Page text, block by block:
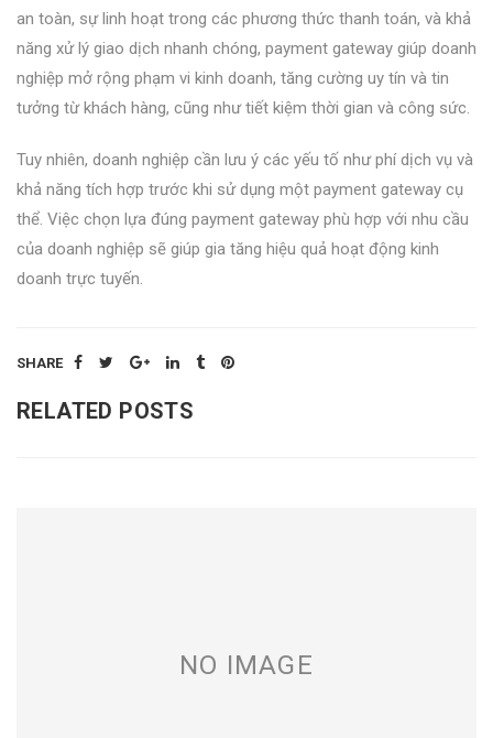
an toàn, sự linh hoạt trong các phương thức thanh toán, và khả
năng xử lý giao dịch nhanh chóng, payment gateway giúp doanh
nghiệp mở rộng phạm vi kinh doanh, tăng cường uy tín và tin
tưởng từ khách hàng, cũng như tiết kiệm thời gian và công sức.
Tuy nhiên, doanh nghiệp cần lưu ý các yếu tố như phí dịch vụ và
khả năng tích hợp trước khi sử dụng một payment gateway cụ
thể. Việc chọn lựa đúng payment gateway phù hợp với nhu cầu
của doanh nghiệp sẽ giúp gia tăng hiệu quả hoạt động kinh
doanh trực tuyến.
SHARE
RELATED POSTS
NO IMAGE